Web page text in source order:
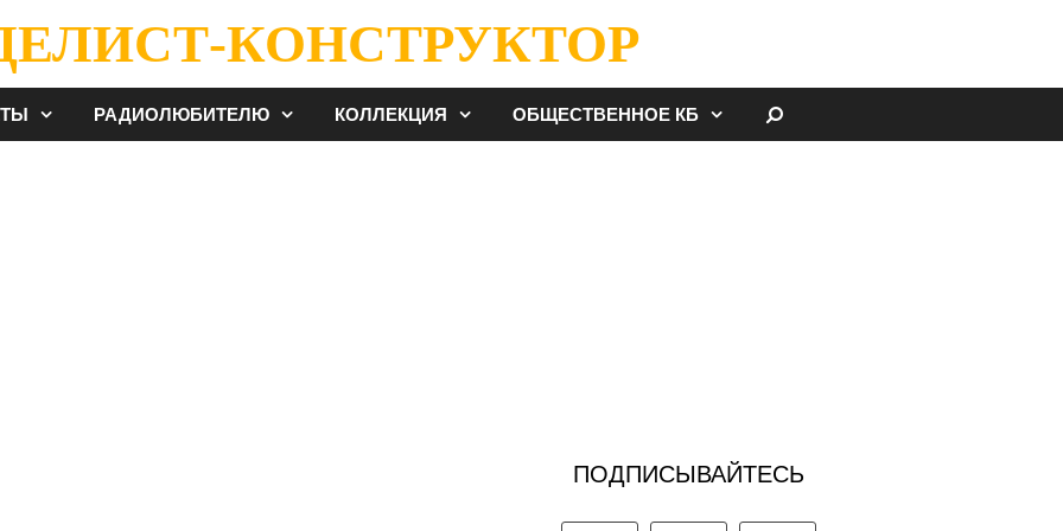
КОНСТРУКТОР
РАДИОЛЮБИТЕЛЮ КОЛЛЕКЦИЯ ОБЩЕСТВЕННОЕ КБ
ПОДПИСЫВАЙТЕСЬ